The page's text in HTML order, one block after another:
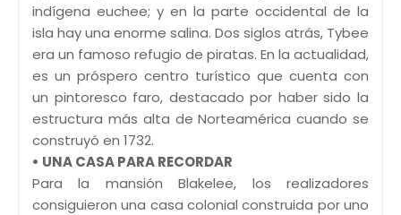
indígena euchee; y en la parte occidental de la
isla hay una enorme salina. Dos siglos atrás, Tybee
era un famoso refugio de piratas. En la actualidad,
es un próspero centro turístico que cuenta con
un pintoresco faro, destacado por haber sido la
estructura más alta de Norteamérica cuando se
construyó en 1732.
• UNA CASA PARA RECORDAR
Para la mansión Blakelee, los realizadores
consiguieron una casa colonial construida por uno